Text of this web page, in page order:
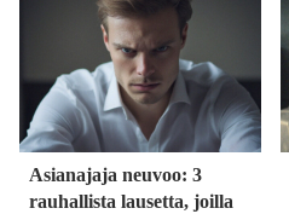
Asianajaja neuvoo: 3
rauhallista lausetta, joilla